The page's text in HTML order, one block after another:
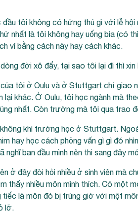
đầu tôi không có hứng thú gì với lễ
nhất là tôi không hay uống bia (có
ví bằng cách này hay cách khác.
đời xô đẩy, tại sao tôi lại đi thì
của tôi ở Oulu và ở Stuttgart chỉ giao
lại khác. Ở Oulu, tôi học ngành mà
nhất. Còn trường mà tôi qua trao
khí trường học ở Stuttgart.
hay học cách phỏng vấn gì gì đó
nghĩ ban đầu mình nên thi sang đây
ở đây đòi hỏi nhiều ở sinh viên mà
thấy nhiều môn mình thích. Có một
tiếc là môn đó bị trùng giờ với một
lỡ.